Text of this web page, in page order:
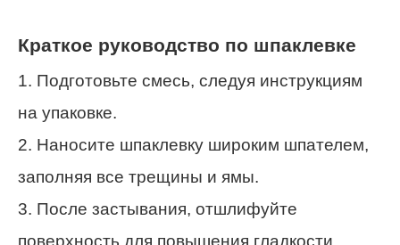
Краткое руководство по шпаклевке
1. Подготовьте смесь, следуя инструкциям
на упаковке.
2. Наносите шпаклевку широким шпателем,
заполняя все трещины и ямы.
3. После застывания, отшлифуйте
поверхность для повышения гладкости.